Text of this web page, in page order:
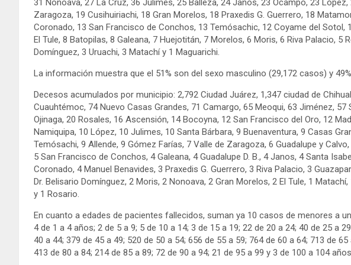
Zaragoza, 19 Cusihuiriachi, 18 Gran Morelos, 18 Praxedis G. Guerrero, 18
Coronado, 13 San Francisco de Conchos, 13 Temósachic, 12 Coyame del Sotol,
El Tule, 8 Batopilas, 8 Galeana, 7 Huejotitán, 7 Morelos, 6 Moris, 6 Riva Palacio, 5
Domínguez, 3 Uruachi, 3 Matachí y 1 Maguarichi.
La información muestra que el 51% son del sexo masculino (29,172 casos) y
Decesos acumulados por municipio: 2,792 Ciudad Juárez, 1,347 ciudad de
Cuauhtémoc, 74 Nuevo Casas Grandes, 71 Camargo, 65 Meoqui, 63 Jiménez, 57
Ojinaga, 20 Rosales, 16 Ascensión, 14 Bocoyna, 12 San Francisco del Oro, 12
Namiquipa, 10 López, 10 Julimes, 10 Santa Bárbara, 9 Buenaventura, 9 Casas
Temósachi, 9 Allende, 9 Gómez Farías, 7 Valle de Zaragoza, 6 Guadalupe y
5 San Francisco de Conchos, 4 Galeana, 4 Guadalupe D. B., 4 Janos, 4 Santa
Coronado, 4 Manuel Benavides, 3 Praxedis G. Guerrero, 3 Riva Palacio, 3
Dr. Belisario Domínguez, 2 Moris, 2 Nonoava, 2 Gran Morelos, 2 El Tule, 1
y 1 Rosario.
En cuanto a edades de pacientes fallecidos, suman ya 10 casos de menores a
4 de 1 a 4 años; 2 de 5 a 9; 5 de 10 a 14; 3 de 15 a 19; 22 de 20 a 24; 40 de 25 a
40 a 44; 379 de 45 a 49; 520 de 50 a 54; 656 de 55 a 59; 764 de 60 a 64; 713 de
413 de 80 a 84; 214 de 85 a 89; 72 de 90 a 94; 21 de 95 a 99 y 3 de 100 a 104 años.